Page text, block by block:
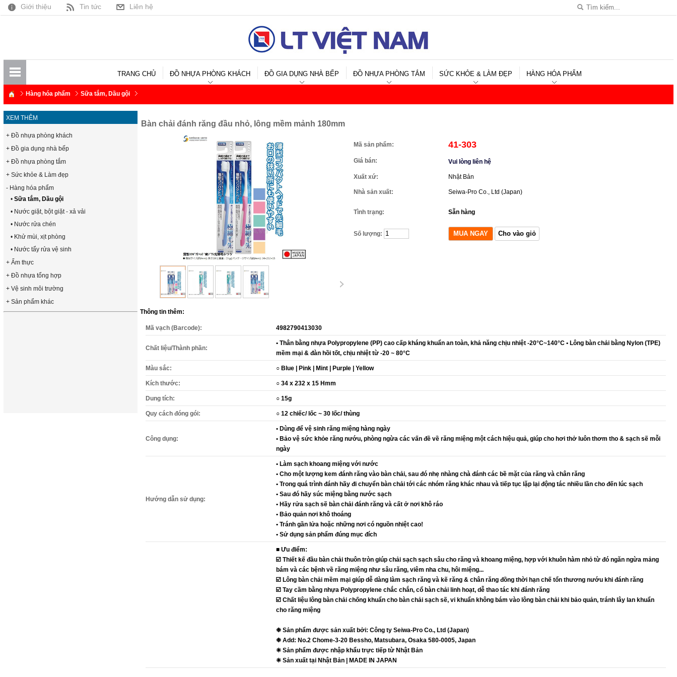
Giới thiệu Tin tức Liên hệ
TRANG CHỦ ĐỒ NHỰA PHÒNG KHÁCH ĐỒ GIA DỤNG NHÀ BẾP ĐỒ NHỰA PHÒNG TẮM SỨC KHỎE & LÀM ĐẸP HÀNG HÓA PHẨM
Hàng hóa phẩm Sữa tắm, Dầu gội
XEM THÊM
+ Đồ nhựa phòng khách
+ Đồ gia dụng nhà bếp
+ Đồ nhựa phòng tắm
+ Sức khỏe & Làm đẹp
- Hàng hóa phẩm
• Sữa tắm, Dầu gội
• Nước giặt, bột giặt - xả vải
• Nước rửa chén
• Khử mùi, xịt phòng
• Nước tẩy rửa vệ sinh
+ Ẩm thực
+ Đồ nhựa tổng hợp
+ Vệ sinh môi trường
+ Sản phẩm khác
Bàn chải đánh răng đầu nhỏ, lông mềm mảnh 180mm
Mã sản phẩm: 41-303
Giá bán: Vui lòng liên hệ
Xuất xứ: Nhật Bản
Nhà sản xuất: Seiwa-Pro Co., Ltd (Japan)
Tình trạng: Sẵn hàng
Số lượng:
Thông tin thêm:
Mã vạch (Barcode): 4982790413030
Chất liệu/Thành phần:
• Thân bằng nhựa Polypropylene (PP) cao cấp kháng khuẩn an toàn, khả năng chịu nhiệt -20°C~140°C • Lông bàn chải bằng Nylon (TPE)
mềm mại & đàn hồi tốt, chịu nhiệt từ -20 ~ 80°C
Màu sắc: ○ Blue | Pink | Mint | Purple | Yellow
Kích thước: ○ 34 x 232 x 15 Hmm
Dung tích: ○ 15g
Quy cách đóng gói: ○ 12 chiếc/ lốc ~ 30 lốc/ thùng
Công dụng:
• Dùng để vệ sinh răng miệng hàng ngày
• Bảo vệ sức khỏe răng nướu, phòng ngừa các vấn đề về răng miệng một cách hiệu quả, giúp cho hơi thở luôn thơm tho & sạch sẽ mỗi
ngày
Hướng dẫn sử dụng:
• Làm sạch khoang miệng với nước
• Cho một lượng kem đánh răng vào bàn chải, sau đó nhẹ nhàng chà đánh các bề mặt của răng và chân răng
• Trong quá trình đánh hãy đi chuyển bàn chải tới các nhóm răng khác nhau và tiếp tục lặp lại động tác nhiều lần cho đến lúc sạch
• Sau đó hãy súc miệng bằng nước sạch
• Hãy rửa sạch sẽ bàn chải đánh răng và cất ở nơi khô ráo
• Bảo quản nơi khô thoáng
• Tránh gần lửa hoặc những nơi có nguồn nhiệt cao!
• Sử dụng sản phẩm đúng mục đích
■ Ưu điểm:
☑️ Thiết kế đầu bàn chải thuôn tròn giúp chải sạch sạch sâu cho răng và khoang miệng, hợp với khuôn hàm nhỏ từ đó ngăn ngừa mảng
bám và các bệnh về răng miệng như sâu răng, viêm nha chu, hôi miệng...
☑️ Lông bàn chải mềm mại giúp dễ dàng làm sạch răng và kẽ răng & chân răng đồng thời hạn chế tổn thương nướu khi đánh răng
☑️ Tay cầm bằng nhựa Polypropylene chắc chắn, cổ bàn chải linh hoạt, dễ thao tác khi đánh răng
☑️ Chất liệu lông bàn chải chống khuẩn cho bàn chải sạch sẽ, vi khuẩn không bám vào lông bàn chải khi bảo quản, tránh lây lan khuẩn
cho răng miệng
❉ Sản phẩm được sản xuất bởi: Công ty Seiwa-Pro Co., Ltd (Japan)
❉ Add: No.2 Chome-3-20 Bessho, Matsubara, Osaka 580-0005, Japan
❈ Sản phẩm được nhập khẩu trực tiếp từ Nhật Bản
❈ Sản xuất tại Nhật Bản | MADE IN JAPAN